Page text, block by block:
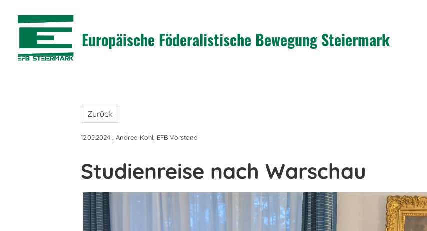
Europäische Föderalistische Bewegung Steiermark
Zurück
12.05.2024 , Andrea Kohl, EFB Vorstand
Studienreise nach Warschau